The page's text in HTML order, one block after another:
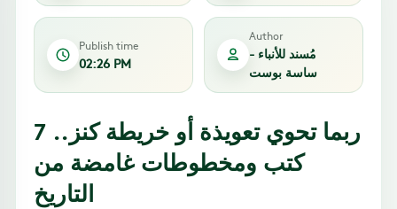
Publish time
02:26 PM
Author
مُسند للأنباء -
ساسة بوست
ربما تحوي تعويذة أو خريطة كنز.. 7
كتب ومخطوطات غامضة من
التاريخ